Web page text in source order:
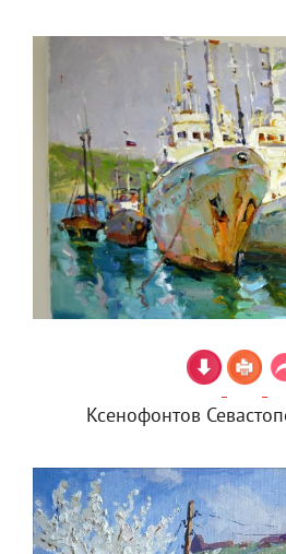
Ксенофонтов